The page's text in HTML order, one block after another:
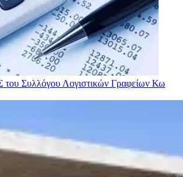
του Συλλόγου Λογιστικών Γραφείων Κω